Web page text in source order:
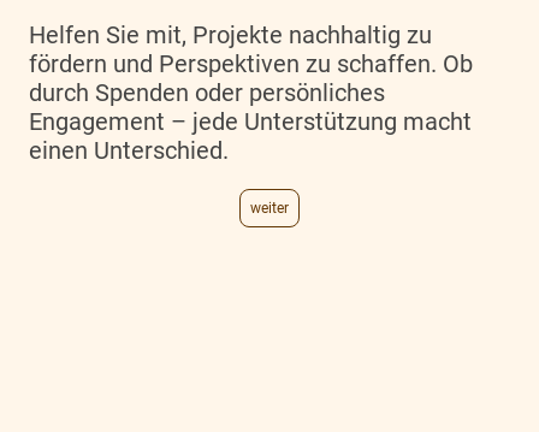
Helfen Sie mit, Projekte nachhaltig zu
fördern und Perspektiven zu schaffen. Ob
durch Spenden oder persönliches
Engagement – jede Unterstützung macht
einen Unterschied.
weiter